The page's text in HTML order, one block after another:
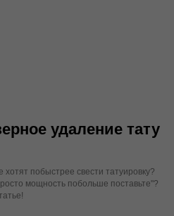
удаление тату
побыстрее свести татуировку?
мощность побольше поставьте"?